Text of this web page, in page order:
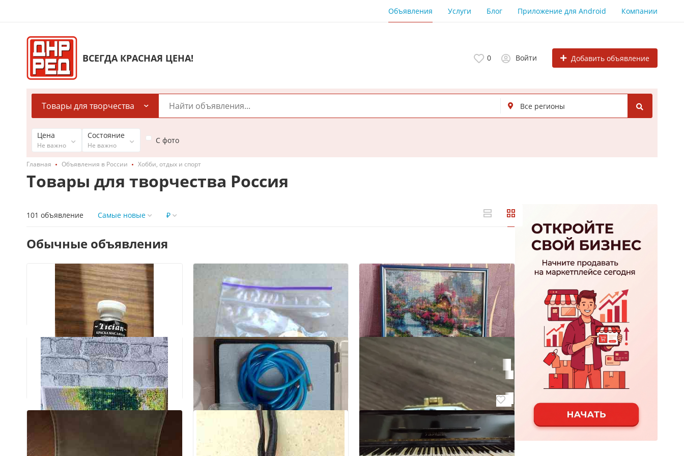
Объявления Услуги Блог Приложение для Android Компании
ВСЕГДА КРАСНАЯ ЦЕНА! 0 Войти Добавить объявление
Товары для творчества
Цена
Не важно
Состояние
Не важно
С фото
Главная Объявления в России Хобби, отдых и спорт
Товары для творчества Россия
101 объявление Самые новые ₽
Обычные объявления
Новые картины ручной работы
Донецк, Будённовский
₽ 550